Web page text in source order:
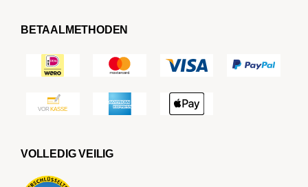
BETAALMETHODEN
VOLLEDIG VEILIG